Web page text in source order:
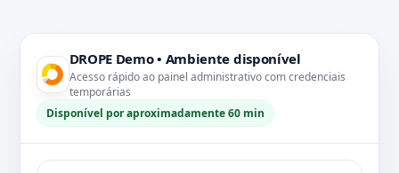
DROPE Demo • Ambiente disponível
Acesso rápido ao painel administrativo com credenciais
temporárias
Disponível por aproximadamente 60 min